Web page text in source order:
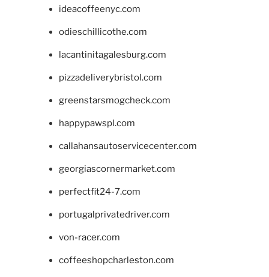
ideacoffeenyc.com
odieschillicothe.com
lacantinitagalesburg.com
pizzadeliverybristol.com
greenstarsmogcheck.com
happypawspl.com
callahansautoservicecenter.com
georgiascornermarket.com
perfectfit24-7.com
portugalprivatedriver.com
von-racer.com
coffeeshopcharleston.com